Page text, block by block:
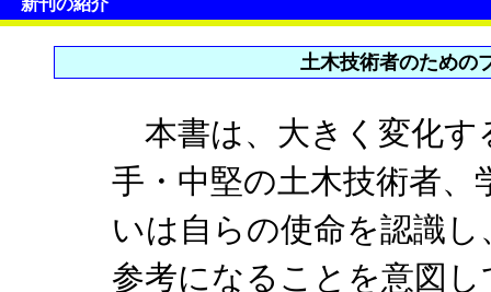
新刊の紹介
土木技術者のための
本書は、大きく変化す
手・中堅の土木技術者
いは自らの使命を認識
参考になることを意図